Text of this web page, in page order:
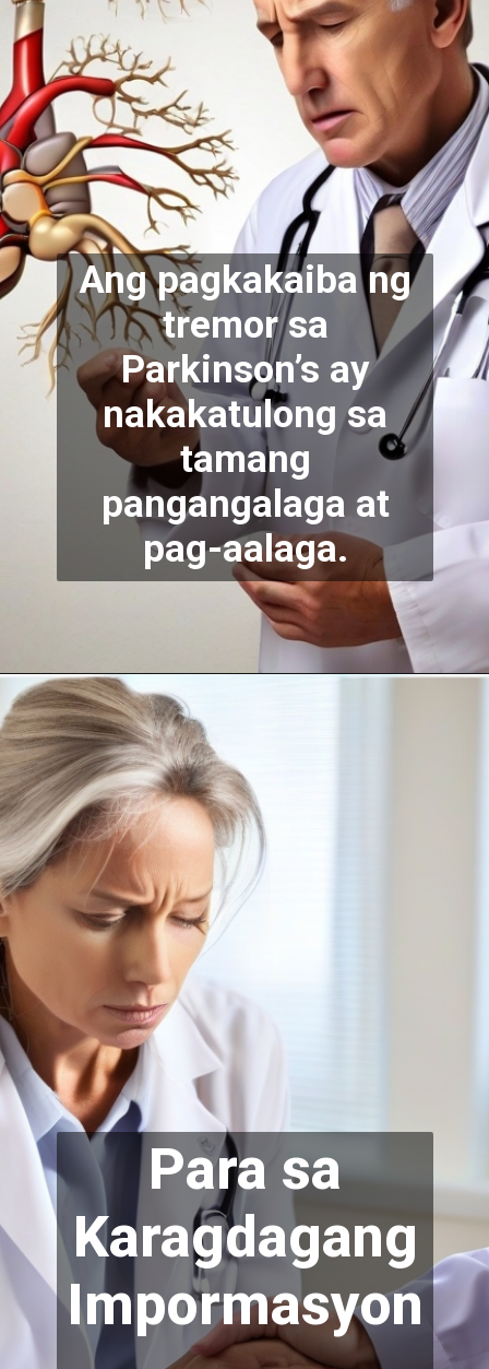
Ang pagkakaiba ng
tremor sa
Parkinson’s ay
nakakatulong sa
tamang
pangangalaga at
pag-aalaga.
Para sa
Karagdagang
Impormasyon